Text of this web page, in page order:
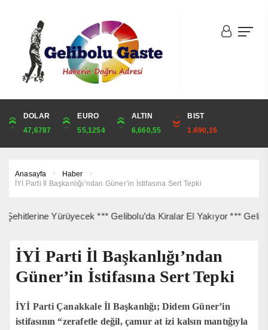
DOLAR
47,6787
EURO
55,1254
ALTIN
6,660,55
BIST
1.690,16
ONS
4,341,81
ALTIN
6,660,55
ÇEYREK
10,889,99
CUMHURİYET
44,829,00
Anasayfa
Haber
İYİ Parti İl Başkanlığı’ndan Güner’in İstifasına Sert Tepki
Yürüyecek *** Gelibolu’da Kiralar El Yakıyor *** Gelibolu
İYİ Parti İl Başkanlığı’ndan
Güner’in İstifasına Sert Tepki
İYİ Parti Çanakkale İl Başkanlığı; Didem Güner’in
istifasının “zerafetle değil, çamur at izi kalsın mantığıyla